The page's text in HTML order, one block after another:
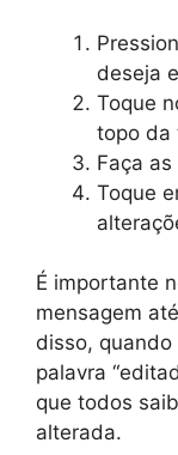
deseja
Toque
topo da
Faça
Toque
É importante
mensagem
disso,
palavra
que todos
alterada.